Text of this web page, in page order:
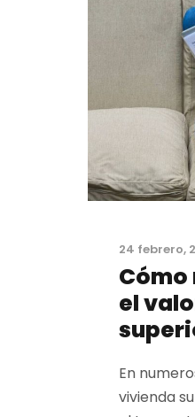
24 febrero,
Cómo
el
En
vivienda